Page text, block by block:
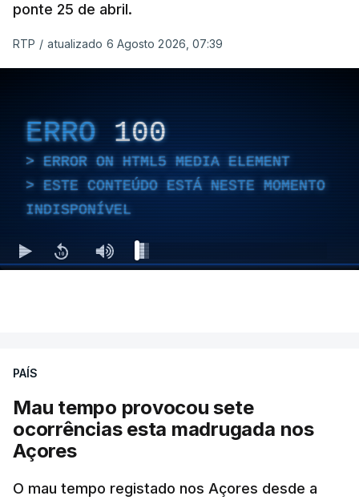
ponte 25 de abril.
RTP / atualizado 6 Agosto 2026, 07:39
ERRO 100
ERROR ON HTML5 MEDIA ELEMENT
ESTE CONTEÚDO ESTÁ NESTE MOMENTO
INDISPONÍVEL
PAÍS
Mau tempo provocou sete
ocorrências esta madrugada nos
Açores
O mau tempo registado nos Açores desde a